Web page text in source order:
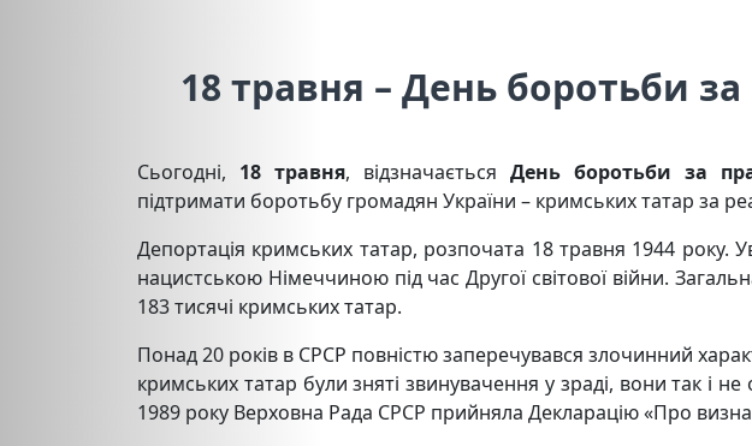
18 травня – День боротьби
Сьогодні, 18 травня, відзначається День боротьби за
підтримати боротьбу громадян України – кримських татар за
Депортація кримських татар, розпочата 18 травня 1944 року.
нацистською Німеччиною під час Другої світової війни.
183 тисячі кримських татар.
Понад 20 років в СРСР повністю заперечувався злочинний
кримських татар були зняті звинувачення у зраді, вони так і
1989 року Верховна Рада СРСР прийняла Декларацію «Про